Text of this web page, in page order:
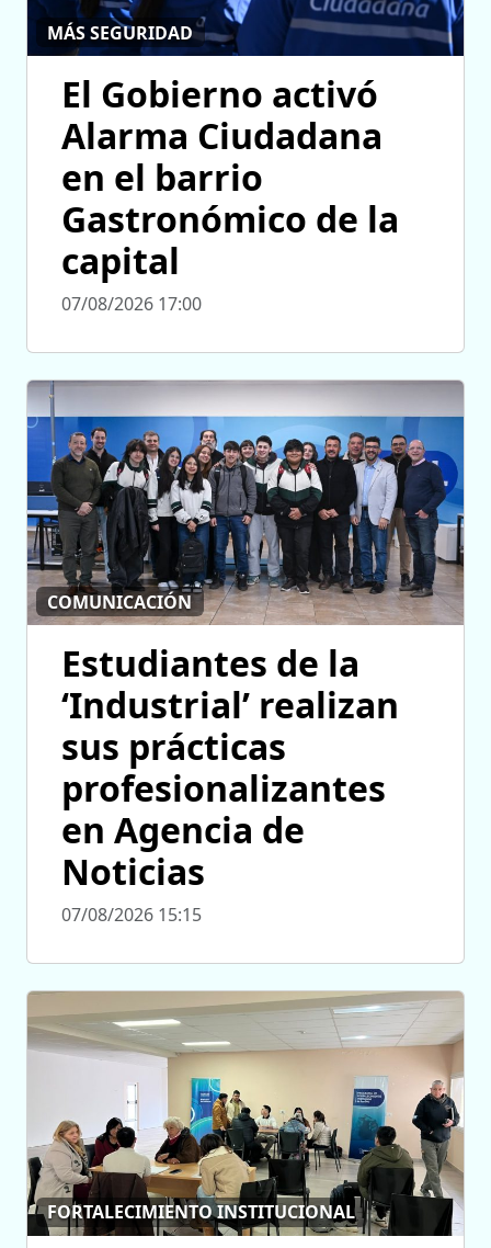
MÁS SEGURIDAD
El Gobierno activó
Alarma Ciudadana
en el barrio
Gastronómico de la
capital
07/08/2026 17:00
COMUNICACIÓN
Estudiantes de la
‘Industrial’ realizan
sus prácticas
profesionalizantes
en Agencia de
Noticias
07/08/2026 15:15
FORTALECIMIENTO INSTITUCIONAL